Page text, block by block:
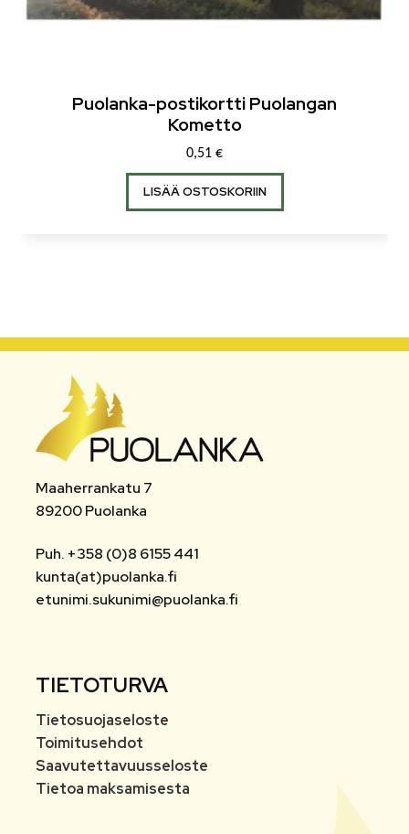
Puolanka-postikortti Puolangan
Kometto
0,51 €
LISÄÄ OSTOSKORIIN
Maaherrankatu 7
89200 Puolanka
Puh. +358 (0)8 6155 441
kunta(at)puolanka.fi
etunimi.sukunimi@puolanka.fi
TIETOTURVA
Tietosuojaseloste
Toimitusehdot
Saavutettavuusseloste
Tietoa maksamisesta